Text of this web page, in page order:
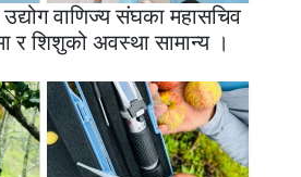
वाणिज्य संघका महासचिव
र शिशुको अवस्था सामान्य ।